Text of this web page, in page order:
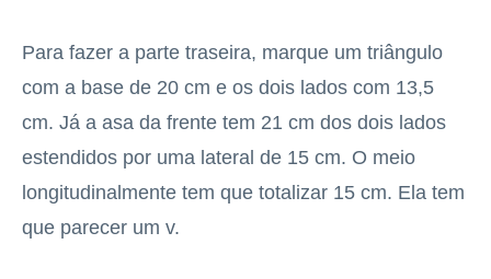
Para fazer a parte traseira, marque um triângulo
com a base de 20 cm e os dois lados com 13,5
cm. Já a asa da frente tem 21 cm dos dois lados
estendidos por uma lateral de 15 cm. O meio
longitudinalmente tem que totalizar 15 cm. Ela tem
que parecer um v.